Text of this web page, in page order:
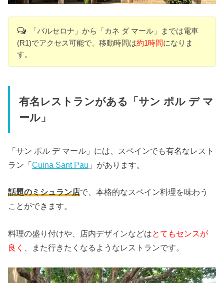
「バルセロナ」から「カネ ダ マール」までは電車
(R1)でアクセス可能で、移動時間は約1時間になりま
す。
有名レストランがある「サン ポル デ マ
ール」
「サン ポル デ マール」には、スペインでも有名なレスト
ラン「Cuina Sant Pau 」があります。
話題のミシュラン店で、本格的なスペイン料理を味わう
ことができます。
料理の盛り付けや、店内デザインなどはとてもセンスが
良く
、また行きたくなるようなレストランです。